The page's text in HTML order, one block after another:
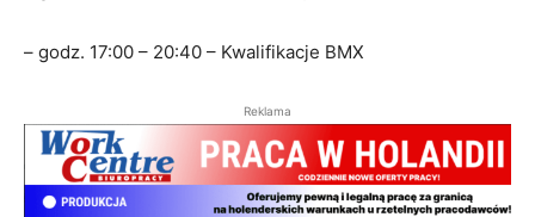
– godz. 17:00 – 20:40 – Kwalifikacje BMX
Reklama